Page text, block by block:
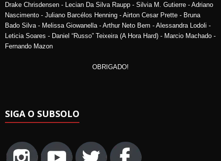
Drake Chrisdensen - Lecian Da Silva Raupp - Silvia M. Gutierre - Adriano
Nascimento - Juliano Barcélos Henning - Airton Cesar Prette - Bruna
Bado Silva - Melissa Giowanella - Arthur Neto Bem - Alessandra Lodoli -
Leticia Soares - Daniel “Russo” Teixeira (A Hora Hard) - Marcio Machado -
Fernando Mazon
OBRIGADO!
SIGA O SUBSOLO